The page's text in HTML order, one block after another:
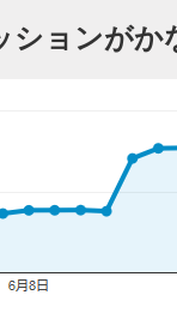
ションがか